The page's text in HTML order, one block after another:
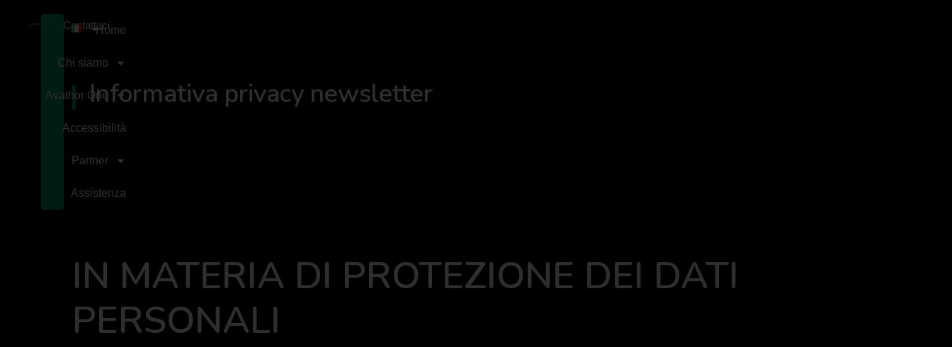
Home
Chi siamo
Avathor One
Accessibilità
Partner
Assistenza
Contattaci
Informativa privacy newsletter
IN MATERIA DI PROTEZIONE DEI DATI
PERSONALI